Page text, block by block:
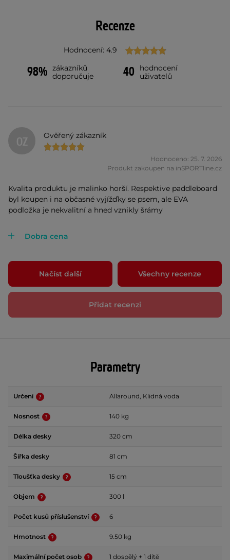
Recenze
Hodnocení: 4.9
98% zákazníků
doporučuje
40
hodnocení
uživatelů
OZ Ověřený zákazník
Hodnoceno: 25. 7. 2026
Produkt zakoupen na inSPORTline.cz
Kvalita produktu je malinko horší. Respektive paddleboard
byl koupen i na občasné vyjížďky se psem, ale EVA
podložka je nekvalitní a hned vznikly šrámy
Dobra cena
Načíst další Všechny recenze
Přidat recenzi
Parametry
Určení Allaround, Klidná voda
Nosnost 140 kg
Délka desky 320 cm
Šířka desky 81 cm
Tloušťka desky 15 cm
Objem 300 l
Počet kusů příslušenství 6
Hmotnost 9.50 kg
Maximální počet osob 1 dospělý + 1 dítě